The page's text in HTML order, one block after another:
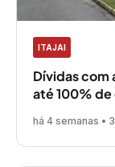
ITAJAI
Dívidas com
até 100%
há 4 semanas •